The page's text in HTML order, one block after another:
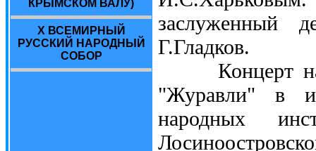
КРЫМСКОМ ВАЛУ)
X ВСЕМИРНЫЙ
РУССКИЙ НАРОДНЫЙ
СОБОР
заслуженный
Г.Гладков.
Концерт
"Журавли" в
народных